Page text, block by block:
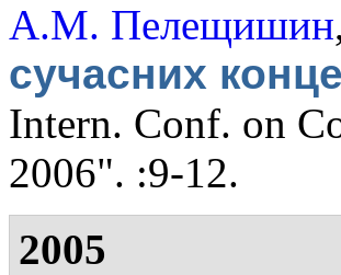
А.М. Пелещишин
сучасних
Intern. Conf. on
2006". :9-12.
2005